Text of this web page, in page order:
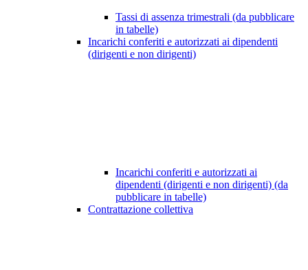
Tassi di assenza trimestrali (da pubblicare
in tabelle)
Incarichi conferiti e autorizzati ai dipendenti
(dirigenti e non dirigenti)
Incarichi conferiti e autorizzati ai
dipendenti (dirigenti e non dirigenti) (da
pubblicare in tabelle)
Contrattazione collettiva